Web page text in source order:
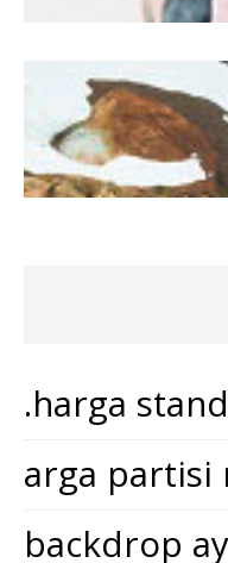
.harga
arga partisi
backdrop